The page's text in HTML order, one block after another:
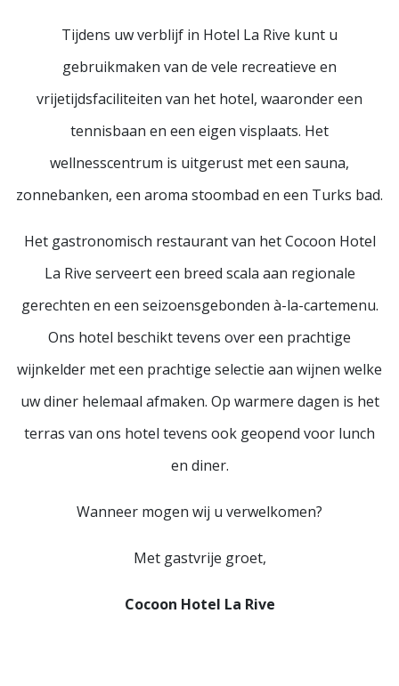
Tijdens uw verblijf in Hotel La Rive kunt u
gebruikmaken van de vele recreatieve en
vrijetijdsfaciliteiten van het hotel, waaronder een
tennisbaan en een eigen visplaats. Het
wellnesscentrum is uitgerust met een sauna,
zonnebanken, een aroma stoombad en een Turks bad.
Het gastronomisch restaurant van het Cocoon Hotel
La Rive serveert een breed scala aan regionale
gerechten en een seizoensgebonden à-la-cartemenu.
Ons hotel beschikt tevens over een prachtige
wijnkelder met een prachtige selectie aan wijnen welke
uw diner helemaal afmaken. Op warmere dagen is het
terras van ons hotel tevens ook geopend voor lunch
en diner.
Wanneer mogen wij u verwelkomen?
Met gastvrije groet,
Cocoon Hotel La Rive